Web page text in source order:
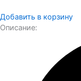
Добавить в корзину
Описание: